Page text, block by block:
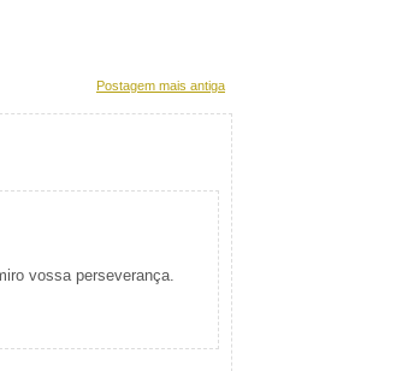
Postagem mais antiga
vossa perseverança.